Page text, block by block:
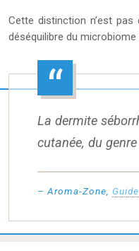
Cette distinction n’est
déséquilibre du
La dermite
cutanée, du
– Aroma-Zone,